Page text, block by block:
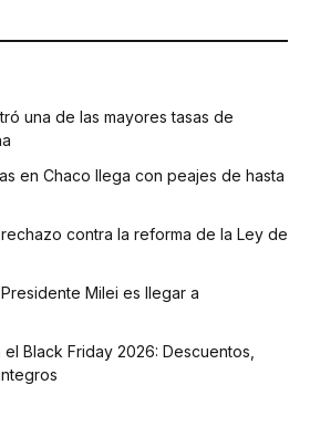
una de las mayores tasas de
en Chaco llega con peajes de hasta
contra la reforma de la Ley de
Milei es llegar a
Black Friday 2026: Descuentos,